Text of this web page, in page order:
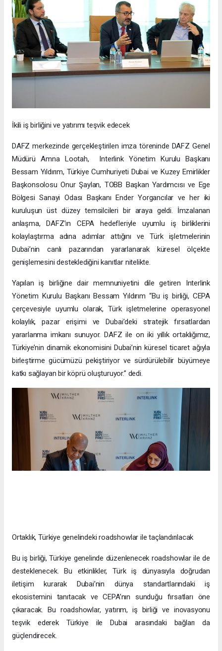
İkili iş birliğini ve yatırımı teşvik edecek
DAFZ merkezinde gerçekleştirilen imza töreninde DAFZ Genel
Müdürü Amna Lootah, Interlink Yönetim Kurulu Başkanı
Bessam Yıldırım, Türkiye Cumhuriyeti Dubai ve Kuzey Emirlikler
Başkonsolosu Onur Şaylan, TOBB Başkan Yardımcısı ve Ege
Bölgesi Sanayi Odası Başkanı Ender Yorgancılar ve her iki
kuruluşun üst düzey temsilcileri bir araya geldi. İmzalanan
anlaşma, DAFZ’ın CEPA hedefleriyle uyumlu iş birliklerini
kolaylaştırma adına adımlar attığını ve Türk işletmelerinin
Dubai’nin canlı pazarından yararlanarak küresel ölçekte
genişlemesini desteklediğini kanıtlar nitelikte.
Yapılan iş birliğine dair memnuniyetini dile getiren Interlink
Yönetim Kurulu Başkanı Bessam Yıldırım “Bu iş birliği, CEPA
çerçevesiyle uyumlu olarak, Türk işletmelerine operasyonel
kolaylık, pazar erişimi ve Dubai’deki stratejik fırsatlardan
yararlanma imkanı sunuyor. DAFZ ile on iki yıllık ortaklığımız,
Türkiye’nin dinamik ekonomisini Dubai’nin küresel ticaret ağıyla
birleştirme gücümüzü pekiştiriyor ve sürdürülebilir büyümeye
katkı sağlayan bir köprü oluşturuyor.” dedi.
Ortaklık, Türkiye genelindeki roadshowlar ile taçlandırılacak
Bu iş birliği, Türkiye genelinde düzenlenecek roadshowlar ile de
desteklenecek. Bu etkinlikler, Türk iş dünyasıyla doğrudan
iletişim kurarak Dubai’nin dünya standartlarındaki iş
ekosistemini tanıtacak ve CEPA’nın sunduğu fırsatları öne
çıkaracak. Bu roadshowlar, yatırım, iş birliği ve inovasyonu
teşvik ederek Türkiye ile Dubai arasındaki bağları da
güçlendirecek.